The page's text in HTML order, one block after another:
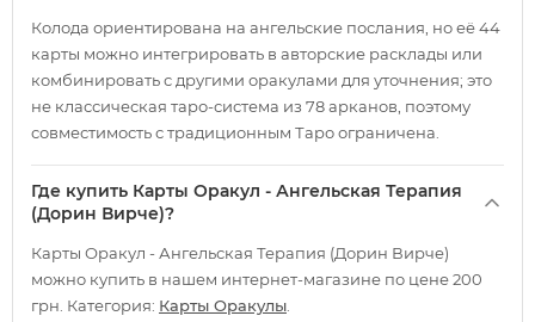
Колода ориентирована на ангельские послания, но её 44
карты можно интегрировать в авторские расклады или
комбинировать с другими оракулами для уточнения; это
не классическая таро-система из 78 арканов, поэтому
совместимость с традиционным Таро ограничена.
Где купить Карты Оракул - Ангельская Терапия
(Дорин Вирче)?
Карты Оракул - Ангельская Терапия (Дорин Вирче)
можно купить в нашем интернет-магазине по цене 200
грн. Категория: Карты Оракулы